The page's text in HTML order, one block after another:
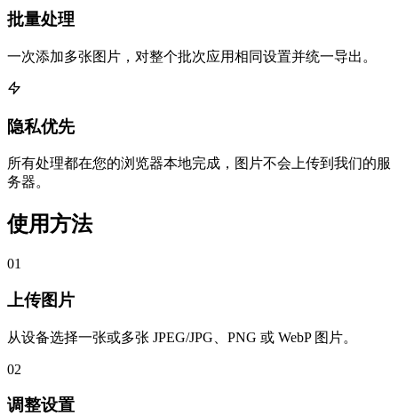
批量处理
一次添加多张图片，对整个批次应用相同设置并统一导出。
隐私优先
所有处理都在您的浏览器本地完成，图片不会上传到我们的服
务器。
使用方法
01
上传图片
从设备选择一张或多张 JPEG/JPG、PNG 或 WebP 图片。
02
调整设置